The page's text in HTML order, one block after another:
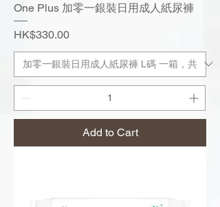
One Plus 加零一銀裝日用成人紙尿褲
Price
HK$330.00
Add to Cart